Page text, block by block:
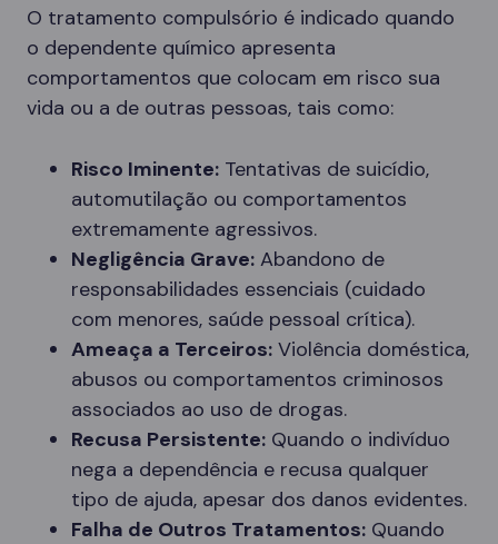
O tratamento compulsório é indicado quando
o dependente químico apresenta
comportamentos que colocam em risco sua
vida ou a de outras pessoas, tais como:
Risco Iminente: Tentativas de suicídio,
automutilação ou comportamentos
extremamente agressivos.
Negligência Grave: Abandono de
responsabilidades essenciais (cuidado
com menores, saúde pessoal crítica).
Ameaça a Terceiros: Violência doméstica,
abusos ou comportamentos criminosos
associados ao uso de drogas.
Recusa Persistente: Quando o indivíduo
nega a dependência e recusa qualquer
tipo de ajuda, apesar dos danos evidentes.
Falha de Outros Tratamentos: Quando